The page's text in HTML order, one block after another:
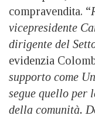
compravendita. “
vicepresidente
dirigente del
evidenzia
supporto come
segue quello per
della comunità.